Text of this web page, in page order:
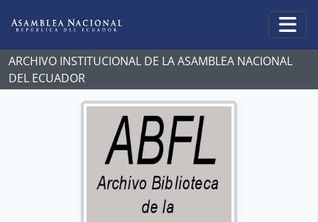
ARCHIVO INSTITUCIONAL DE LA ASAMBLEA NACIONAL
DEL ECUADOR